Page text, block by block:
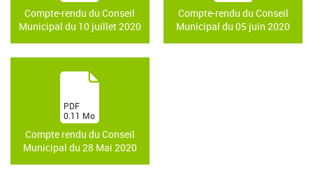
Compte-rendu du Conseil
Municipal du 10 juillet 2020
)
Compte-rendu du Conseil
Municipal du 05 juin 2020
)
Compte rendu du Conseil
Municipal du 28 Mai 2020
(PDF
0.11 Mo
)